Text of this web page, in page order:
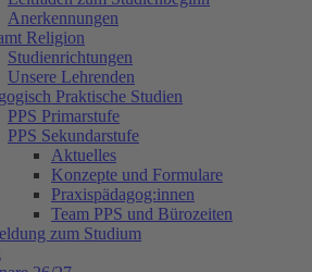
Anerkennungen
Religion
Studienrichtungen
Unsere Lehrenden
Praktische Studien
PPS Primarstufe
PPS Sekundarstufe
Aktuelles
Konzepte und Formulare
Praxispädagog:innen
Team PPS und Bürozeiten
zum Studium